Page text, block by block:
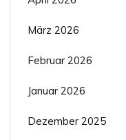
März 2026
Februar 2026
Januar 2026
Dezember 2025